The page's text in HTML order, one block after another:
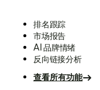
排名跟踪
市场报告
AI 品牌情绪
反向链接分析
查看所有功能